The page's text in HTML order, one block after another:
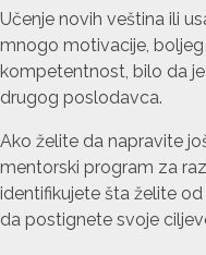
Učenje novih veština ili
mnogo motivacije, boljeg
kompetentnost, bilo da
drugog poslodavca.
Ako želite da napravite
mentorski program za
identifikujete šta želite
da postignete svoje